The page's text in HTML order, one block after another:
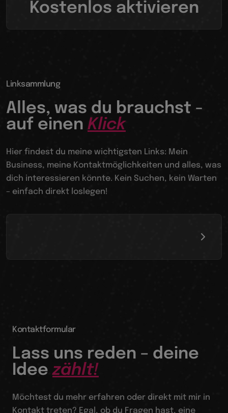
Kostenlos aktivieren
Linksammlung
Alles, was du brauchst -
auf einen Klick
Hier findest du meine wichtigsten Links: Mein
Business, meine Kontaktmöglichkeiten und alles, was
dich interessieren könnte. Kein Suchen, kein Warten
– einfach direkt loslegen!
Kontaktformular
Lass uns reden – deine
Ideezählt!
Möchtest du mehr erfahren oder direkt mit mir in
Kontakt treten? Egal, ob du Fragen hast, eine